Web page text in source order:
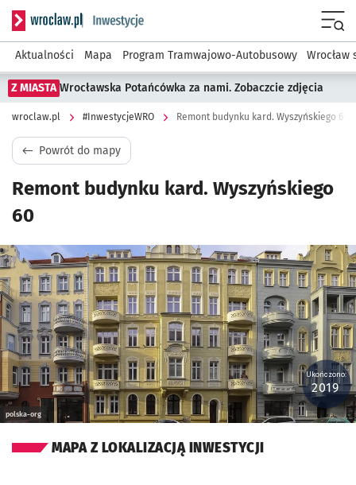
Serwis informacyjny wroclaw.pl podserwis:
Aktualności Mapa Program Tramwajowo-Autobusowy Wrocław
Z MIASTA Wrocławska Potańcówka za nami. Zobaczcie zdjęcia
wroclaw.pl #InwestycjeWRO Remont budynku kard. Wyszyńskiego 60
Powrót do mapy
Remont budynku kard. Wyszyńskiego
60
Kliknij, aby powiększyć
polska-org
Ukończono:
2019
MAPA Z LOKALIZACJĄ INWESTYCJI